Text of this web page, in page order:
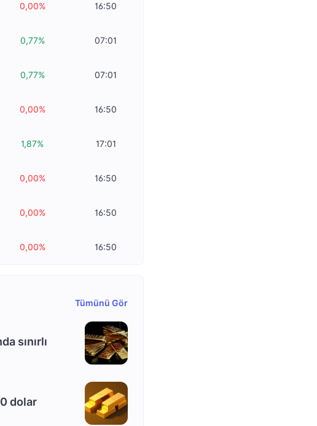
0,00% 16:50
0,77% 07:01
0,77% 07:01
0,00% 16:50
1,87% 17:01
0,00% 16:50
0,00% 16:50
0,00% 16:50
Tümünü Gör
sınırlı
dolar